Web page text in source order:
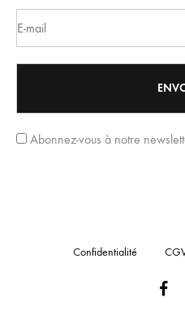
Abonnez-vous à notre
Confidentialité